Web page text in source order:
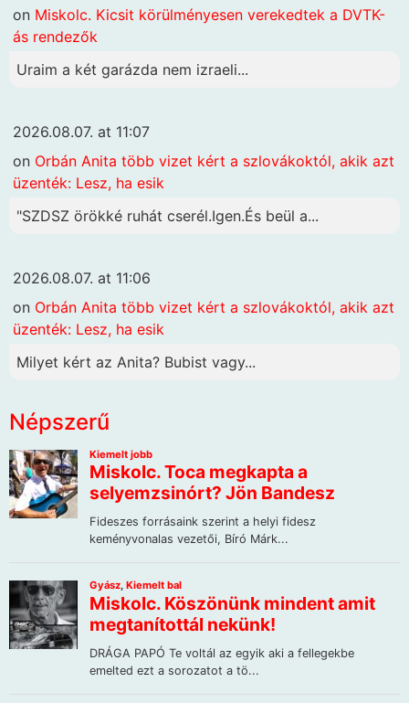
on Miskolc. Kicsit körülményesen verekedtek a DVTK-
ás rendezők
Uraim a két garázda nem izraeli...
2026.08.07. at 11:07
on Orbán Anita több vizet kért a szlovákoktól, akik azt
üzenték: Lesz, ha esik
"SZDSZ örökké ruhát cserél.Igen.És beül a...
2026.08.07. at 11:06
on Orbán Anita több vizet kért a szlovákoktól, akik azt
üzenték: Lesz, ha esik
Milyet kért az Anita? Bubist vagy...
Népszerű